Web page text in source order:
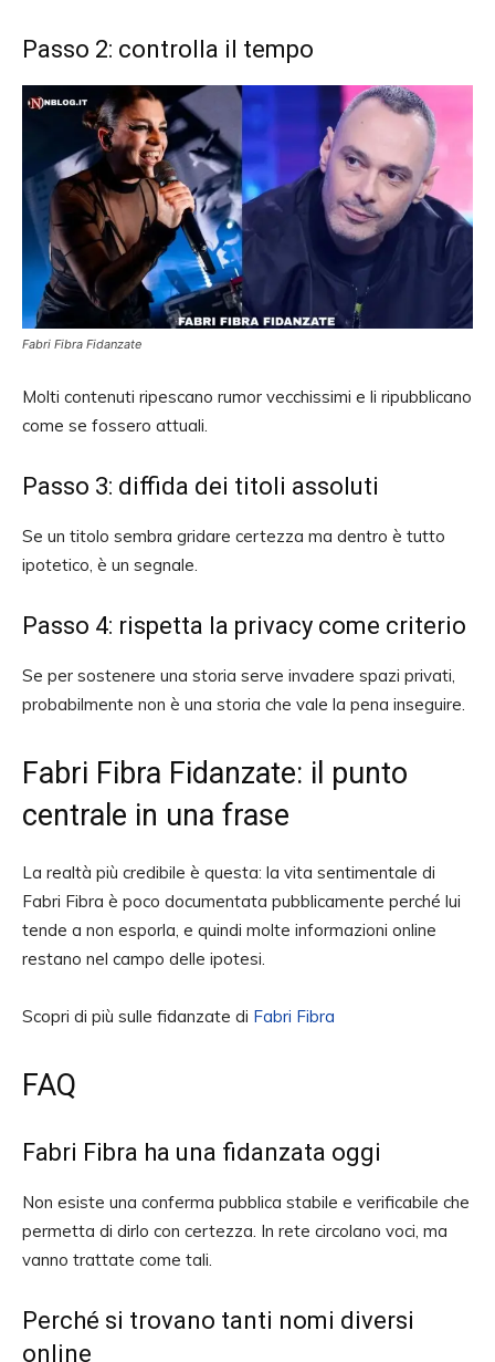
Passo 2: controlla il tempo
Fabri Fibra Fidanzate
Molti contenuti ripescano rumor vecchissimi e li ripubblicano
come se fossero attuali.
Passo 3: diffida dei titoli assoluti
Se un titolo sembra gridare certezza ma dentro è tutto
ipotetico, è un segnale.
Passo 4: rispetta la privacy come criterio
Se per sostenere una storia serve invadere spazi privati,
probabilmente non è una storia che vale la pena inseguire.
Fabri Fibra Fidanzate: il punto
centrale in una frase
La realtà più credibile è questa: la vita sentimentale di
Fabri Fibra è poco documentata pubblicamente perché lui
tende a non esporla, e quindi molte informazioni online
restano nel campo delle ipotesi.
Scopri di più sulle fidanzate di Fabri Fibra
FAQ
Fabri Fibra ha una fidanzata oggi
Non esiste una conferma pubblica stabile e verificabile che
permetta di dirlo con certezza. In rete circolano voci, ma
vanno trattate come tali.
Perché si trovano tanti nomi diversi
online